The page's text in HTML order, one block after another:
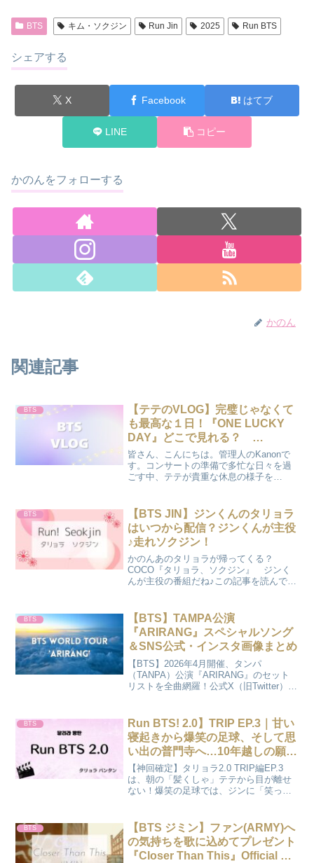
BTS キム・ソクジン Run Jin 2025 Run BTS
シェアする
X Facebook はてブ
LINE コピー
かのんをフォローする
かのん
関連記事
BTS
【テテのVLOG】完璧じゃなくて
も最高な１日！『ONE LUCKY
DAY』どこで見れる？
2026/05/30
皆さん、こんにちは。管理人のKanonで
す。コンサートの準備で多忙な日々を過
ごす中、テテが貴重な休息の様子を
にしよう！」と意気込んで始まった１
日。皆さんはも...
BTS
【BTS JIN】ジンくんのタリョラ
はいつから配信？ジンくんが主役
♪走れソクジン！
かのんあのタリョラが帰ってくる？
COCO『タリョラ、ソクジン』 ジンく
んが主役の番組だね♪この記事を読んで何
は？ ・いつから配信なの？ タリョラ
とは？【タリョラ】とはBT...
BTS
【BTS】TAMPA公演
『ARIRANG』スペシャルソング
＆SNS公式・インスタ画像まとめ
【BTS】2026年4月開催、タンパ
（TANPA）公演『ARIRANG』のセット
リストを全曲網羅！公式X（旧Twitter）の
が速報でまとめました。感動のステージ
を写真と一緒に振り返りましょう♪
BTS
Run BTS! 2.0】TRIP EP.3｜甘い
寝起きから爆笑の足球、そして思
い出の普門寺へ…10年越しの願い
とは？（2026/05/05）
【神回確定】タリョラ2.0 TRIP編EP.3
は、朝の「髪くしゃ」テテから目が離せ
ない！爆笑の足球では、ジンに「笑っ
での瓦書き…。笑いと感動の全記録をブ
ログでチェックして、推し活をもっと楽
しく！
BTS
【BTS ジミン】ファン(ARMY)へ
の気持ちを歌に込めてプレゼント
『Closer Than This』Official MV